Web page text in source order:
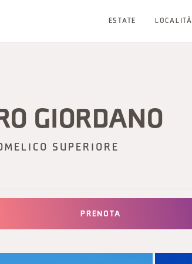
ESTATE LOCALITÀ
GIORDANO
SUPERIORE
PRENOTA